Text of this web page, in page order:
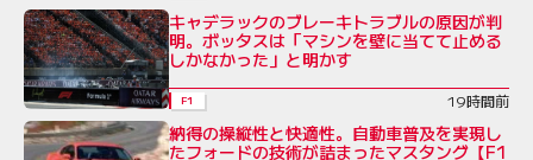
キャデラックのブレーキトラブルの原因が判
明。ボッタスは「マシンを壁に当てて止める
しかなかった」と明かす
F1 19時間前
納得の操縦性と快適性。自動車普及を実現し
たフォードの技術が詰まったマスタング【F1